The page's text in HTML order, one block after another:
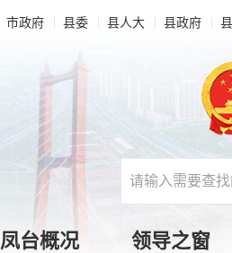
市政府 县委 县人大 县政府
凤台概况 领导之窗